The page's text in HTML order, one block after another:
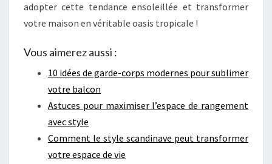
adopter cette tendance ensoleillée et transformer
votre maison en véritable oasis tropicale !
Vous aimerez aussi :
10 idées de garde-corps modernes pour sublimer
votre balcon
Astuces pour maximiser l’espace de rangement
avec style
Comment le style scandinave peut transformer
votre espace de vie